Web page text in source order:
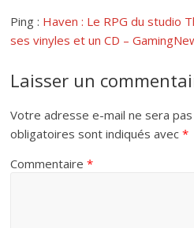
Ping : Haven : Le RPG du studio
ses vinyles et un CD –
Laisser un
Votre adresse e-mail ne sera pas
obligatoires sont indiqués avec*
Commentaire*